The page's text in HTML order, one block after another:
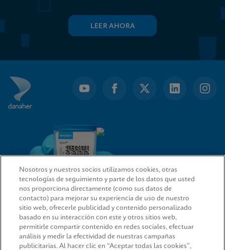
LEER AHORA
ENLACES RÁPIDOS
Nosotros y nuestros socios utilizamos cookies, otras
tecnologías de seguimiento y parte de los datos que usted
nos proporciona directamente (como sus datos de
contacto) para mejorar su experiencia de uso de nuestro
sitio web, ofrecerle publicidad y contenido personalizado
basado en su interacción con este y otros sitios web,
permitirle compartir contenido en redes sociales, efectuar
análisis y medir la efectividad de nuestras campañas
publicitarias. Al hacer clic en “Aceptar todas las cookies”,